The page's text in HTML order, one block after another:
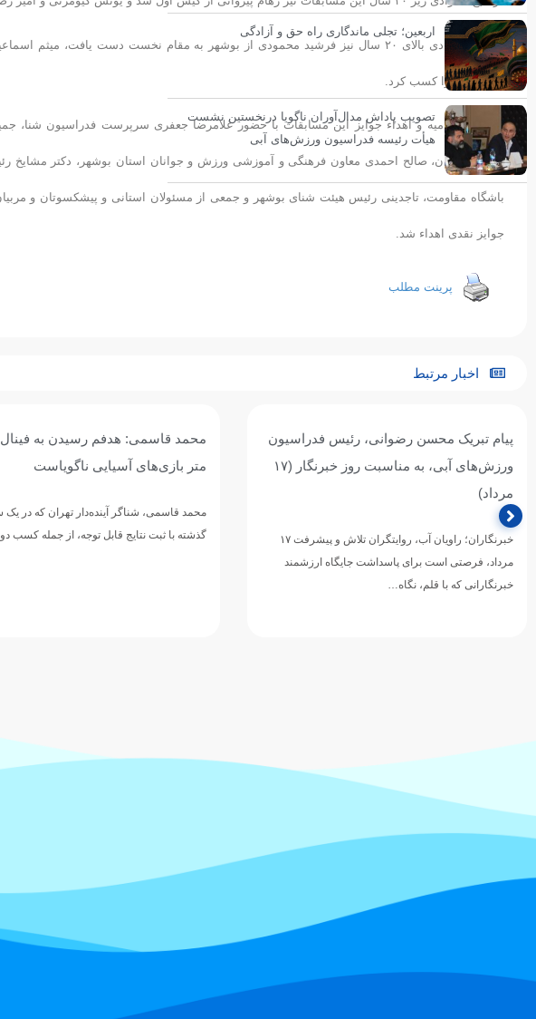
در رده انفرادی بالای ٢۰ سال نیز فرشید محمودی از بوشهر به مقام نخست دست یافت،
مقام سوم را کسب کرد.
مراسم اختتامیه و اهداء جوایز این مسابقات با حضور غلامرضا جعفری سرپرست فدراسیون شنا،
پرورش استان، صالح احمدی معاون فرهنگی و آموزشی ورزش و جوانان استان بوشهر، دکتر مشایخ
باشگاه مقاومت، تاجدینی رئیس هیئت شنای بوشهر و جمعی از مسئولان استانی و پیشکسوتان و
جوایز نقدی اهداء شد.
پرینت مطلب
اربعین؛ تجلی ماندگاری راه حق و آزادگی
تصویب پاداش مدال‌آوران ناگویا درنخستین نشست
هیأت رئیسه فدراسیون ورزش‌های آبی
اخبار مرتبط
پیام تبریک محسن رضوانی، رئیس فدراسیون
ورزش‌های آبی، به مناسبت روز خبرنگار (۱۷
مرداد)
خبرنگاران؛ راویان آب، روایتگران تلاش و پیشرفت ۱۷
مرداد، فرصتی است برای پاسداشت جایگاه ارزشمند
خبرنگارانی که با قلم، نگاه…
متر بازی‌های آسیایی ناگویاست
محمد قاسمی، شناگر آینده‌دار تهران که در یک
گذشته با ثبت نتایج قابل توجه، از جمله کسب